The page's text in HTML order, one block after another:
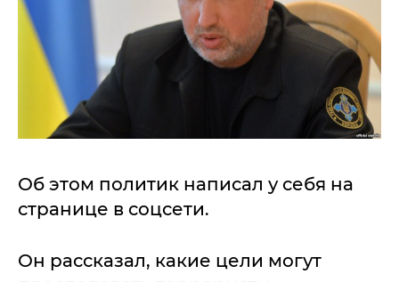
Об этом политик написал у себя на
странице в соцсети.
Он рассказал, какие цели могут